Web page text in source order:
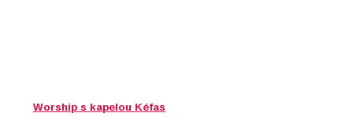
Worship s kapelou Kéfas